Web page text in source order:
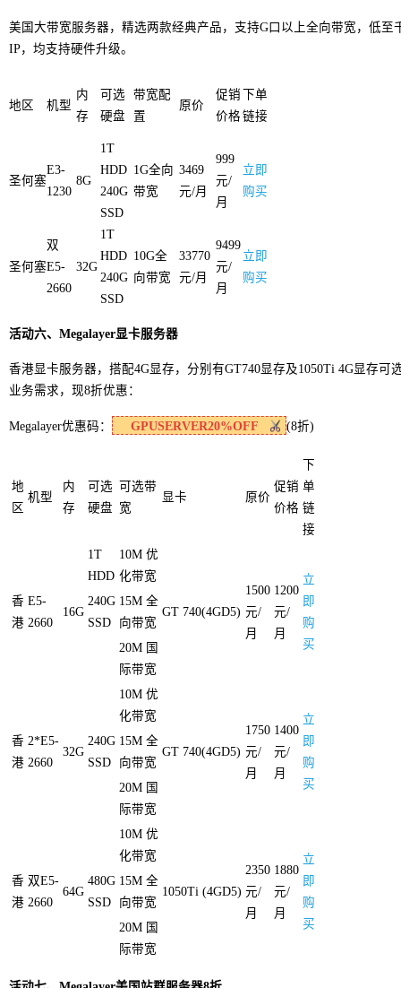
美国大带宽服务器，精选两款经典产品，支持G口以上全向带宽，低至
IP，均支持硬件升级。
地区 机型
内
存
可选
硬盘
带宽配
置
原价
促销
价格
下单
链接
圣何塞
E3-
1230
8G
1T
HDD 1G全向
带宽
3469
元/月
999
元/
月
立即
购买
240G
SSD
圣何塞
双
E5-
2660
32G
1T
HDD 10G全
向带宽
33770
元/月
9499
元/
月
立即
购买
240G
SSD
活动六、Megalayer显卡服务器
香港显卡服务器，搭配4G显存，分别有GT740显存及1050Ti 4G显存可
业务需求，现8折优惠：
Megalayer优惠码： GPUSERVER20%OFF (8折)
地
区
机型
内
存
可选
硬盘
可选带
宽
显卡 原价
促销
价格
下
单
链
接
香
港
E5-
2660
16G
1T
HDD
10M 优
化带宽
GT 740(4GD5)
1500
元/
月
1200
元/
月
立
即
购
买
240G
SSD
15M 全
向带宽
20M 国
际带宽
香
港
2*E5-
2660
32G
240G
SSD
10M 优
化带宽
GT 740(4GD5)
1750
元/
月
1400
元/
月
立
即
购
买
15M 全
向带宽
20M 国
际带宽
香
港
双E5-
2660
64G
480G
SSD
10M 优
化带宽
1050Ti (4GD5)
2350
元/
月
1880
元/
月
立
即
购
买
15M 全
向带宽
20M 国
际带宽